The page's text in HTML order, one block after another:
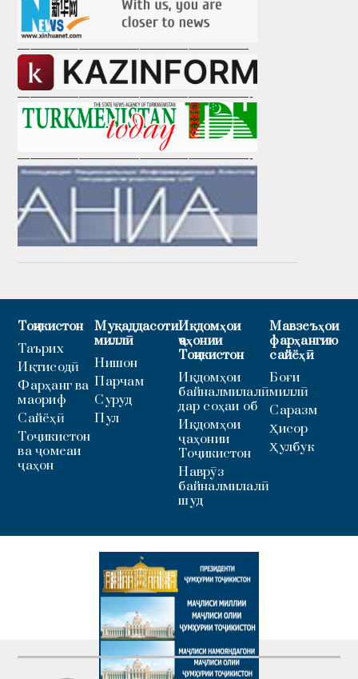
———————————————————
———————————————————-
———————————————————-
Тоҷикистон
Таърих
Иқтисодӣ
Фарҳанг ва
маориф
Сайёҳӣ
Тоҷикистон
ва ҷомеаи
ҷаҳон
Муқаддасоти
миллӣ
Нишон
Парчам
Суруд
Пул
Иқдомҳои
ҷаҳонии
Тоҷикистон
Иқдомҳои
байналмилалӣ
дар соҳаи об
Иқдомҳои
ҷаҳонии
Тоҷикистон
Наврӯз
байналмилалӣ
шуд
Мавзеъҳои
фарҳангию
сайёҳӣ
Боғи
миллӣ
Саразм
Ҳисор
Ҳулбук